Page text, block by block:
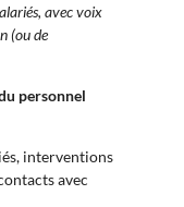
avec voix
(ou de
personnel
interventions
avec